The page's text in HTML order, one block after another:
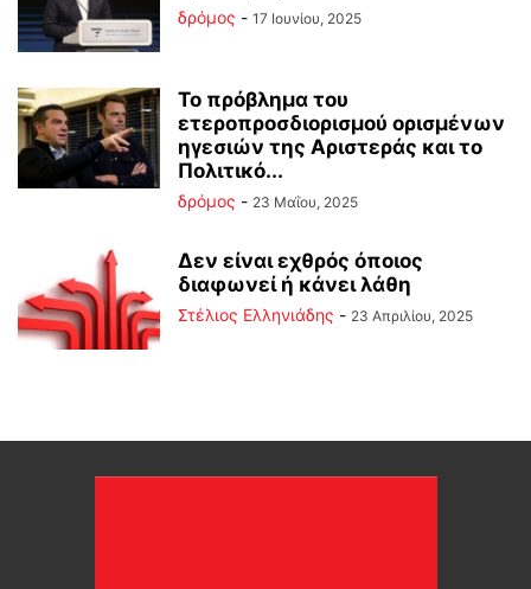
δρόμος - 17 Ιουνίου, 2025
Το πρόβλημα του
ετεροπροσδιορισμού ορισμένων
ηγεσιών της Αριστεράς και το
Πολιτικό...
δρόμος - 23 Μαΐου, 2025
Δεν είναι εχθρός όποιος
διαφωνεί ή κάνει λάθη
Στέλιος Ελληνιάδης - 23 Απριλίου, 2025